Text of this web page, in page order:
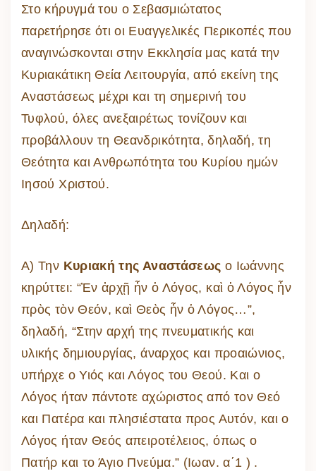
Στο κήρυγμά του ο Σεβασμιώτατος
παρετήρησε ότι οι Ευαγγελικές Περικοπές που
αναγινώσκονται στην Εκκλησία μας κατά την
Κυριακάτικη Θεία Λειτουργία, από εκείνη της
Αναστάσεως μέχρι και τη σημερινή του
Τυφλού, όλες ανεξαιρέτως τονίζουν και
προβάλλουν τη Θεανδρικότητα, δηλαδή, τη
Θεότητα και Ανθρωπότητα του Κυρίου ημών
Ιησού Χριστού.
Δηλαδή:
Α) Την Κυριακή της Αναστάσεως ο Ιωάννης
κηρύττει: “Ἐν ἀρχῇ ἦν ὁ Λόγος, καὶ ὁ Λόγος ἦν
πρὸς τὸν Θεόν, καὶ Θεὸς ἦν ὁ Λόγος…”,
δηλαδή, “Στην αρχή της πνευματικής και
υλικής δημιουργίας, άναρχος και προαιώνιος,
υπήρχε ο Υιός και Λόγος του Θεού. Και ο
Λόγος ήταν πάντοτε αχώριστος από τον Θεό
και Πατέρα και πλησιέστατα προς Αυτόν, και ο
Λόγος ήταν Θεός απειροτέλειος, όπως ο
Πατήρ και το Άγιο Πνεύμα.” (Ιωαν. α΄1 ) .